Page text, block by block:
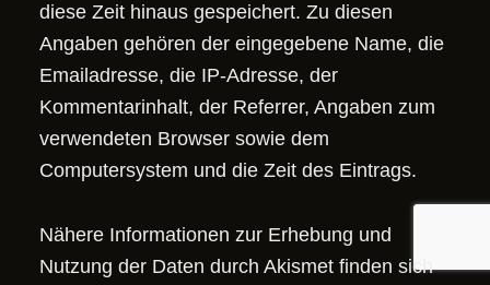
diese Zeit hinaus gespeichert. Zu diesen
Angaben gehören der eingegebene Name, die
Emailadresse, die IP-Adresse, der
Kommentarinhalt, der Referrer, Angaben zum
verwendeten Browser sowie dem
Computersystem und die Zeit des Eintrags.
Nähere Informationen zur Erhebung und
Nutzung der Daten durch Akismet finden sich